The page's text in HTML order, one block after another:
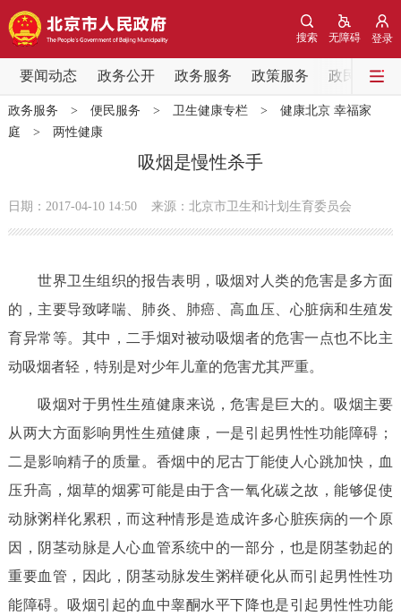
登录
无障碍
搜索
要闻动态 政务公开 政务服务 政策服务 政民互动
要闻动态
党中央精神 国务院信息 中央部委动态
会议信息
各区热点
政务公开
市领导 机构职能 政策服务
政策兑现 政策解读 回应关切
决策公开 专题公开
政务服务
个人服务 法人服务 部门服务
便民服务 利企服务 投资项目
政务服务 > 便民服务 > 卫生健康专栏> 健康北京 幸福家
庭 > 两性健康
吸烟是慢性杀手
日期：2017-04-10 14:50 来源：北京市卫生和计划生育委员会
世界卫生组织的报告表明，吸烟对人类的危害是多方面
的，主要导致哮喘、肺炎、肺癌、高血压、心脏病和生殖发
育异常等。其中，二手烟对被动吸烟者的危害一点也不比主
动吸烟者轻，特别是对少年儿童的危害尤其严重。
吸烟对于男性生殖健康来说，危害是巨大的。吸烟主要
从两大方面影响男性生殖健康，一是引起男性性功能障碍；
二是影响精子的质量。香烟中的尼古丁能使人心跳加快，血
压升高，烟草的烟雾可能是由于含一氧化碳之故，能够促使
动脉粥样化累积，而这种情形是造成许多心脏疾病的一个原
因，阴茎动脉是人心血管系统中的一部分，也是阴茎勃起的
重要血管，因此，阴茎动脉发生粥样硬化从而引起男性性功
能障碍。吸烟引起的血中睾酮水平下降也是引起男性性功能